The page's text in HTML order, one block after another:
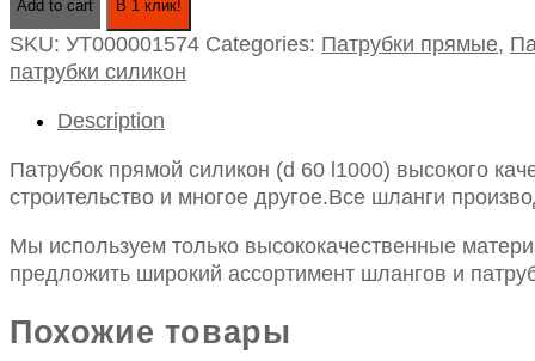
(d
60
quantity
Add to cart В 1 клик!
SKU: УТ000001574 Categories: Патрубки прямые,
патрубки силикон
Description
Патрубок прямой силикон (d 60 l1000) высокого
строительство и многое другое.Все шланги
Мы используем только высококачественные
предложить широкий ассортимент шлангов и
Похожие товары